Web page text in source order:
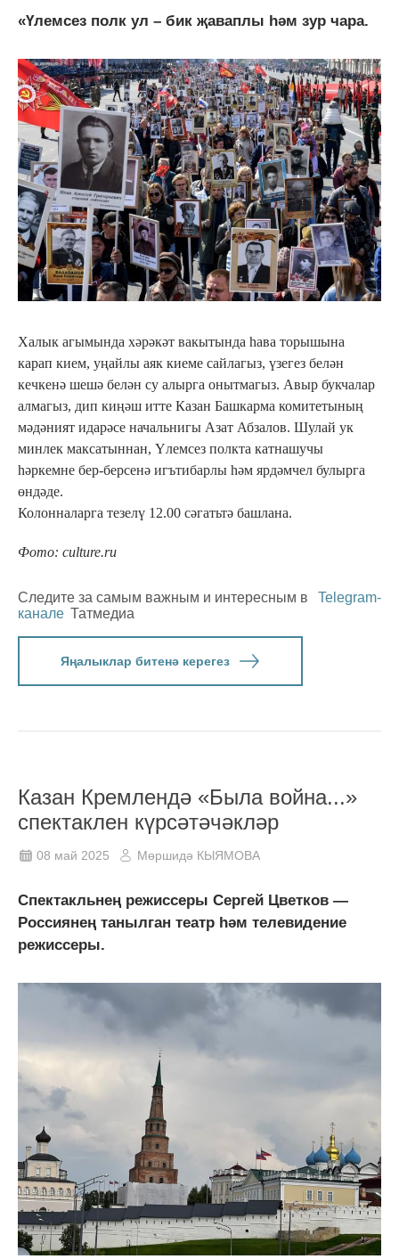
«Үлемсез полк ул – бик җаваплы һәм зур чара.
Халык агымында хәрәкәт вакытында һава торышына
карап кием, уңайлы аяк киеме сайлагыз, үзегез белән
кечкенә шешә белән су алырга онытмагыз. Авыр букчалар
алмагыз, дип киңәш итте Казан Башкарма комитетының
мәдәният идарәсе начальнигы Азат Абзалов. Шулай ук
минлек максатыннан, Үлемсез полкта катнашучы
һәркемне бер-берсенә игътибарлы һәм ярдәмчел булырга
өндәде.
Колонналарга тезелү 12.00 сәгатьтә башлана.
Фото: culture.ru
Следите за самым важным и интересным в
Telegram-
канале Татмедиа
Яңалыклар битенә керегез
Казан Кремлендә «Была война...»
спектаклен күрсәтәчәкләр
08 май 2025 Мөршидә КЫЯМОВА
Спектакльнең режиссеры Сергей Цветков —
Россиянең танылган театр һәм телевидение
режиссеры.